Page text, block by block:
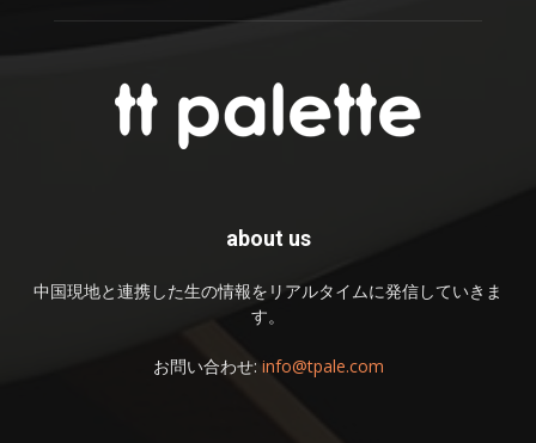
about us
中国現地と連携した生の情報をリアルタイムに発信していきま
す。
お問い合わせ: info@tpale.com